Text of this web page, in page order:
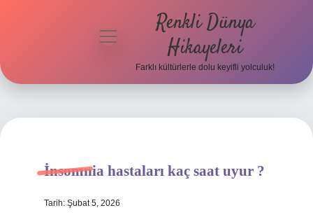
Yasal Uyarı
menüyü
Renkli Dünya
Hikayeleri
Farklı kültürlerle dolu keyifli yolculuk!
İnsomnia hastaları kaç saat uyur ?
Tarih: Şubat 5, 2026